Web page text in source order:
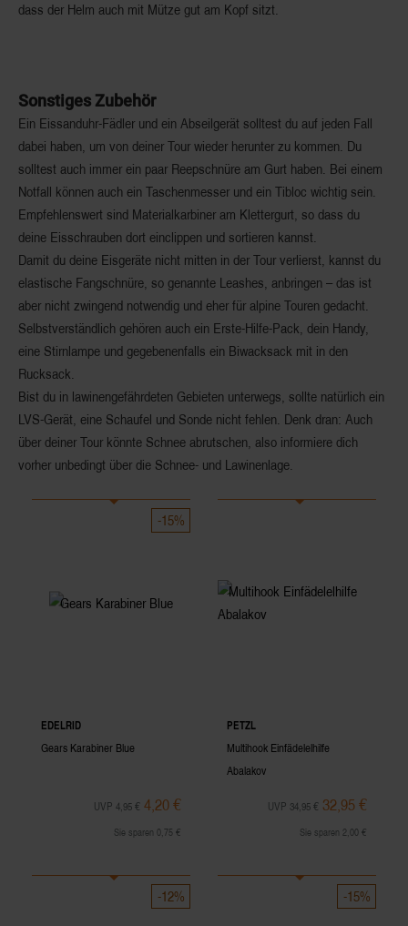
dass der Helm auch mit Mütze gut am Kopf sitzt.
Sonstiges Zubehör
Ein Eissanduhr-Fädler und ein Abseilgerät solltest du auf jeden Fall
dabei haben, um von deiner Tour wieder herunter zu kommen. Du
solltest auch immer ein paar Reepschnüre am Gurt haben. Bei einem
Notfall können auch ein Taschenmesser und ein Tibloc wichtig sein.
Empfehlenswert sind Materialkarbiner am Klettergurt, so dass du
deine Eisschrauben dort einclippen und sortieren kannst.
Damit du deine Eisgeräte nicht mitten in der Tour verlierst, kannst du
elastische Fangschnüre, so genannte Leashes, anbringen – das ist
aber nicht zwingend notwendig und eher für alpine Touren gedacht.
Selbstverständlich gehören auch ein Erste-Hilfe-Pack, dein Handy,
eine Stirnlampe und gegebenenfalls ein Biwacksack mit in den
Rucksack.
Bist du in lawinengefährdeten Gebieten unterwegs, sollte natürlich ein
LVS-Gerät, eine Schaufel und Sonde nicht fehlen. Denk dran: Auch
über deiner Tour könnte Schnee abrutschen, also informiere dich
vorher unbedingt über die Schnee- und Lawinenlage.
-15%
EDELRID
Gears Karabiner Blue
UVP 4,95 € 4,20 €
Sie sparen 0,75 €
PETZL
Multihook Einfädelelhilfe
Abalakov
UVP 34,95 € 32,95 €
Sie sparen 2,00 €
-12% -15%